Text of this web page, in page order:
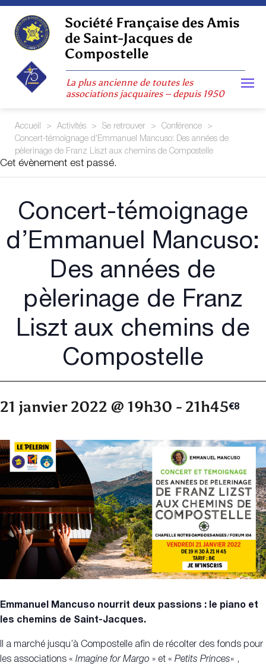
Skip
content
Société Française des Amis
de Saint-Jacques de
Compostelle
La plus ancienne de toutes les
associations jacquaires – depuis 1950
Accueil > Activités > Se retrouver > Conférence
>
Concert-témoignage d’Emmanuel Mancuso: Des années de
pèlerinage de Franz Liszt aux chemins de Compostelle
Cet évènement est passé.
Concert-témoignage
d’Emmanuel Mancuso:
Des années de
pèlerinage de Franz
Liszt aux chemins de
Compostelle
21 janvier 2022 @ 19h30 - 21h45€8
Emma nuel Mancuso nourrit deux passions : le piano et
les chemins de Saint-Jacques.
Il a marché jusqu’à Compostelle afin de récolter des fonds pour
les associations « Imagine for Margo » et « Petits Princes« ,